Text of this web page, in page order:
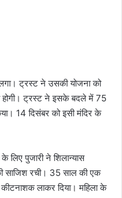
ट्रस्ट ने उसकी योजना को
होगी। ट्रस्ट ने इसके बदले में 75
14 दिसंबर को इसी मंदिर के
लिए पुजारी ने शिलान्यास
साजिश रची। 35 साल की एक
लाकर दिया। महिला के